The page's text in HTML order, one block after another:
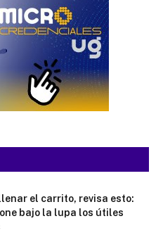
el carrito, revisa esto:
bajo la lupa los útiles